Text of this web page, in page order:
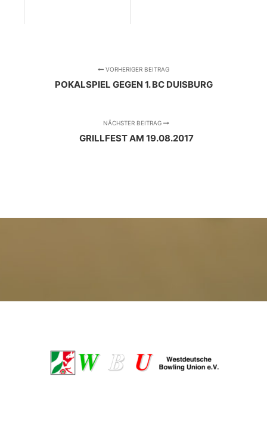
VORHERIGER BEITRAG
POKALSPIEL GEGEN 1. BC DUISBURG
NÄCHSTER BEITRAG
GRILLFEST AM 19.08.2017